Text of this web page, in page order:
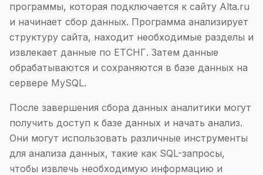
программы, которая подключается к сайту Alta.ru
и начинает сбор данных. Программа анализирует
структуру сайта, находит необходимые разделы и
извлекает данные по ЕТСНГ. Затем данные
обрабатываются и сохраняются в базе данных на
сервере MySQL.
После завершения сбора данных аналитики могут
получить доступ к базе данных и начать анализ.
Они могут использовать различные инструменты
для анализа данных, такие как SQL-запросы,
чтобы извлечь необходимую информацию и